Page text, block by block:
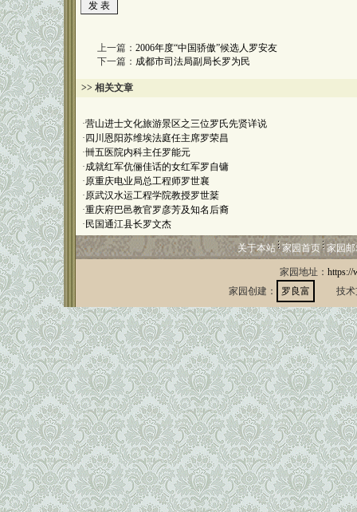
上一篇： 2006年度“中国骄傲”候选人罗安友
下一篇： 成都市司法局副局长罗为民
>> 相关文章
·营山进士文化旅游景区之三位罗氏先贤详说
· 四川恩阳苏维埃法庭任主席罗荣昌
·卌五医院内科主任罗能元
·成就红军伉俪佳话的女红军罗自镛
·原重庆电业局总工程师罗世襄
·原武汉水运工程学院教授罗世棻
·重庆府巴邑教官罗彦芳及知名后裔
· 民国通江县长罗文杰
关于本站 家园首页 家园
家园地址： https://
家园创建：
罗良富 技术